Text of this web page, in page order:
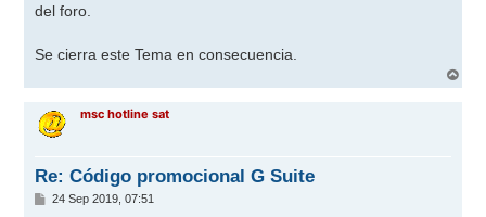
del foro.
Se cierra este Tema en consecuencia.
r
msc hotline sat
Re: Código promocional G Suite
M
24 Sep 2019, 07:51